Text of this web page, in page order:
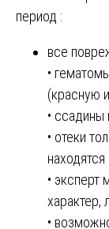
период :
все
•
(красную
•
• отеки
находятся
• эксперт
характер,
•